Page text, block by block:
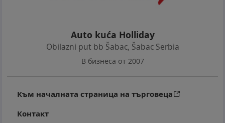
Auto kuća Holliday
Obilazni put bb Šabac, Šabac Serbia
В бизнеса от 2007
Към началната страница на търговеца
Контакт